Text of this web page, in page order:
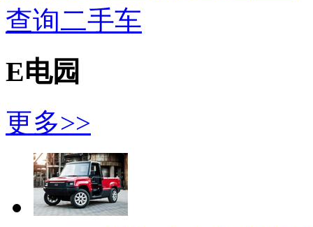
查询二手车
E电园
更多>>